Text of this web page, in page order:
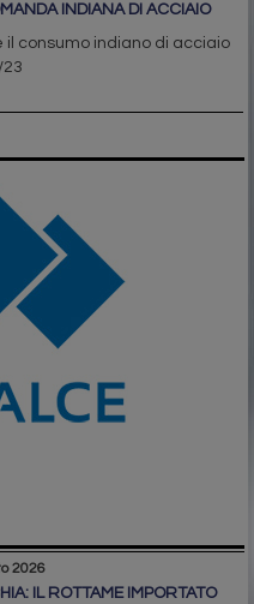
INDIANA DI ACCIAIO
consumo indiano di acciaio
2026
IL ROTTAME IMPORTATO